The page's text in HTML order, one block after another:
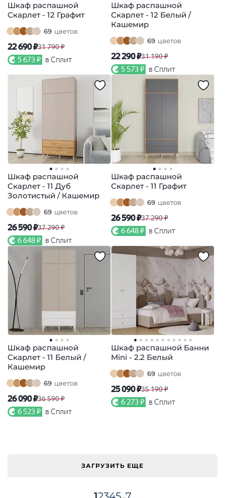
Шкаф распашной
Скарлет - 12 Графит
69 цветов
22 690 ₽31 790 ₽
5 673 ₽ в Сплит
Шкаф распашной
Скарлет - 12 Белый /
Кашемир
69 цветов
22 290 ₽31 190 ₽
5 573 ₽ в Сплит
Шкаф распашной
Скарлет - 11 Дуб
Золотистый / Кашемир
69 цветов
26 590 ₽37 290 ₽
6 648 ₽ в Сплит
Шкаф распашной
Скарлет - 11 Графит
69 цветов
26 590 ₽37 290 ₽
6 648 ₽ в Сплит
Шкаф распашной
Скарлет - 11 Белый /
Кашемир
69 цветов
26 090 ₽36 590 ₽
6 523 ₽ в Сплит
Шкаф распашной Банни
Mini - 2.2 Белый
69 цветов
25 090 ₽35 190 ₽
6 273 ₽ в Сплит
ЗАГРУЗИТЬ ЕЩЕ
...